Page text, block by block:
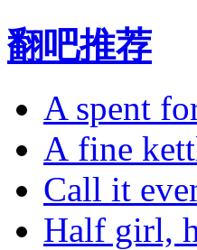
翻吧推荐
A spent
A fine
Call it
Half girl,